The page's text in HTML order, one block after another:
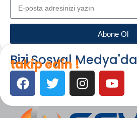
Abone Ol
Bizi Sosyal Medya'da
takip edin !